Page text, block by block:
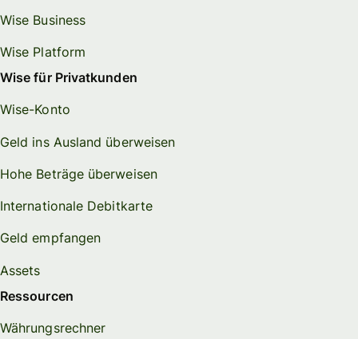
Wise Business
Wise Platform
Wise für Privatkunden
Wise-Konto
Geld ins Ausland überweisen
Hohe Beträge überweisen
Internationale Debitkarte
Geld empfangen
Assets
Ressourcen
Währungsrechner